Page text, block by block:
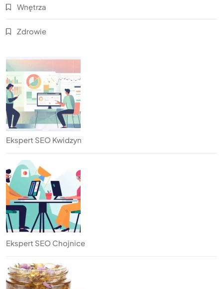
Wnętrza
Zdrowie
Ekspert SEO Kwidzyn
Ekspert SEO Chojnice